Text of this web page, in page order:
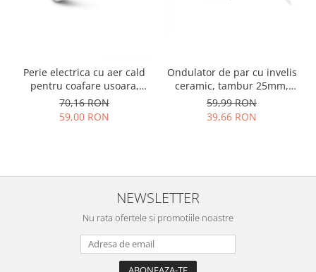
Perie electrica cu aer cald
pentru coafare usoara,
alba, 3 niveluri de
ventilatie, alba
70,16 RON
59,00 RON
Ondulator de par cu invelis
ceramic, tambur 25mm,
incalzire rapida pentru
bucle luxuriante, alb
59,99 RON
39,66 RON
NEWSLETTER
Nu rata ofertele si promotiile noastre